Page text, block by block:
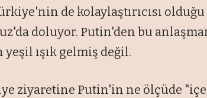
de kolaylaştırıcısı olduğu
doluyor. Putin'den bu
ışık gelmiş değil.
ziyaretine Putin'in ne ölçüde